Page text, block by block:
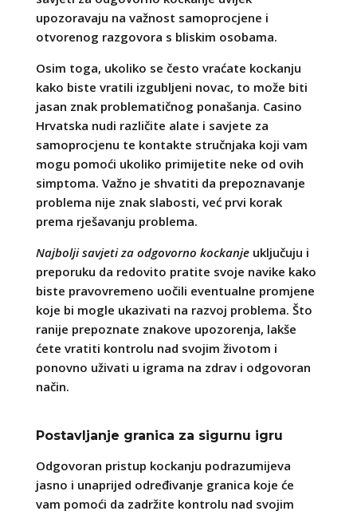
upozoravaju na važnost samoprocjene i
otvorenog razgovora s bliskim osobama.
Osim toga, ukoliko se često vraćate kockanju
kako biste vratili izgubljeni novac, to može biti
jasan znak problematičnog ponašanja. Casino
Hrvatska nudi različite alate i savjete za
samoprocjenu te kontakte stručnjaka koji vam
mogu pomoći ukoliko primijetite neke od ovih
simptoma. Važno je shvatiti da prepoznavanje
problema nije znak slabosti, već prvi korak
prema rješavanju problema.
Najbolji savjeti za odgovorno kockanjeuključuju i
preporuku da redovito pratite svoje navike kako
biste pravovremeno uočili eventualne promjene
koje bi mogle ukazivati na razvoj problema. Što
ranije prepoznate znakove upozorenja, lakše
ćete vratiti kontrolu nad svojim životom i
ponovno uživati u igrama na zdrav i odgovoran
način.
Postavljanje granica za sigurnu igru
Odgovoran pristup kockanju podrazumijeva
jasno i unaprijed određivanje granica koje će
vam pomoći da zadržite kontrolu nad svojim